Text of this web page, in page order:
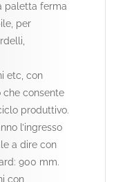
paletta ferma
per
etc, con
che consente
produttivo.
l’ingresso
a dire con
900 mm.
con